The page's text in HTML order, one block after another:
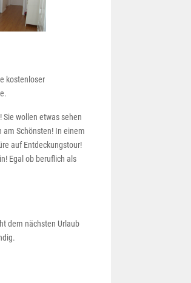
kostenloser
Sie wollen etwas sehen
am Schönsten! In einem
auf Entdeckungstour!
Egal ob beruflich als
dem nächsten Urlaub